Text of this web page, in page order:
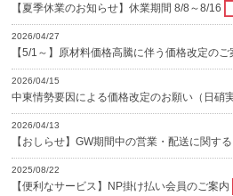
【夏季休業のお知らせ】休業期間 8/8～8/16
2026/04/27
【5/1～】原材料価格高騰に伴う価格改定のご
2026/04/15
中東情勢要因による価格改定のお願い（日硝
2026/04/13
【おしらせ】GW期間中の営業・配送に関す
2025/08/22
【便利なサービス】NP掛け払い会員のご案内